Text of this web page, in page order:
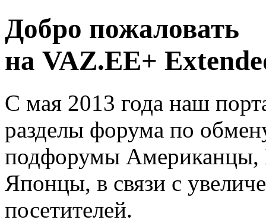
Добро пожаловать
на VAZ.EE+
С мая 2013 года наш
разделы форума по
подфорумы
Японцы, в связи с
посетителей.